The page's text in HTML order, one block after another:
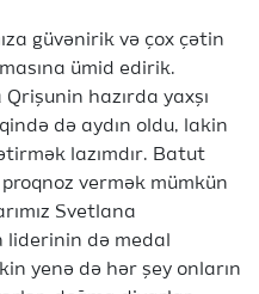
güvənirik və çox çətin
ümid edirik.
Qrişunin hazırda yaxşı
də aydın oldu, lakin
lazımdır. Batut
vermək mümkün
Svetlana
liderinin də medal
yenə də hər şey onların